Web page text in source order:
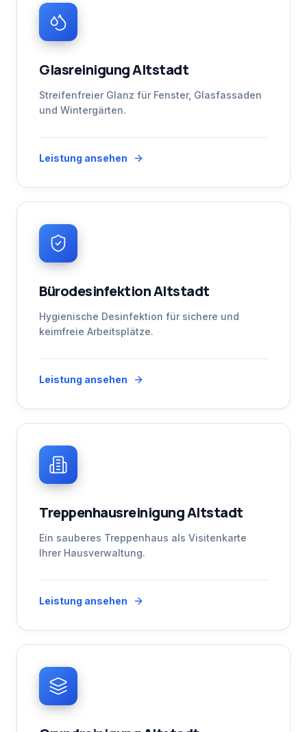
Glasreinigung Altstadt
Streifenfreier Glanz für Fenster, Glasfassaden
und Wintergärten.
Leistung ansehen
Bürodesinfektion Altstadt
Hygienische Desinfektion für sichere und
keimfreie Arbeitsplätze.
Leistung ansehen
Treppenhausreinigung Altstadt
Ein sauberes Treppenhaus als Visitenkarte
Ihrer Hausverwaltung.
Leistung ansehen